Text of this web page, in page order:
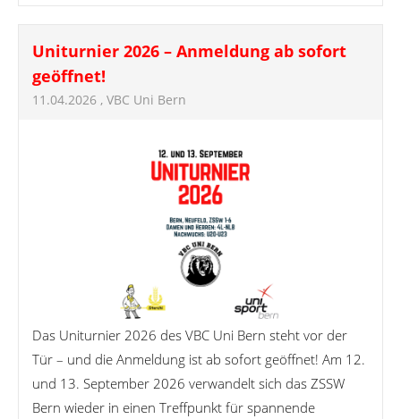
Uniturnier 2026 – Anmeldung ab sofort
geöffnet!
11.04.2026 , VBC Uni Bern
Das Uniturnier 2026 des VBC Uni Bern steht vor der
Tür – und die Anmeldung ist ab sofort geöffnet! Am 12.
und 13. September 2026 verwandelt sich das ZSSW
Bern wieder in einen Treffpunkt für spannende